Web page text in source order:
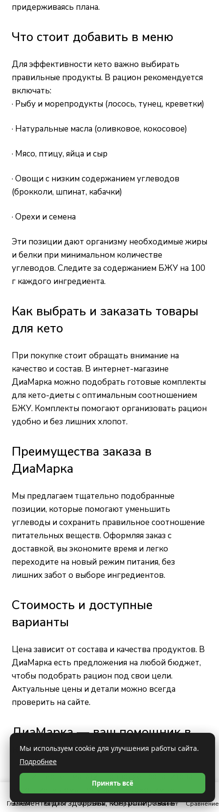
придерживаясь плана.
Что стоит добавить в меню
Для эффективности кето важно выбирать
правильные продукты. В рацион рекомендуется
включать:
· Рыбу и морепродукты (лосось, тунец, креветки)
· Натуральные масла (оливковое, кокосовое)
· Мясо, птицу, яйца и сыр
· Овощи с низким содержанием углеводов
(брокколи, шпинат, кабачки)
· Орехи и семена
Эти позиции дают организму необходимые жиры
и белки при минимальном количестве
углеводов. Следите за содержанием БЖУ на 100
г каждого ингредиента.
Как выбрать и заказать товары
для кето
При покупке стоит обращать внимание на
качество и состав. В интернет-магазине
ДиаМарка можно подобрать готовые комплекты
для кето-диеты с оптимальным соотношением
БЖУ. Комплекты помогают организовать рацион
удобно и без лишних хлопот.
Преимущества заказа в
ДиаМарка
Мы предлагаем тщательно подобранные
позиции, которые помогают уменьшить
углеводы и сохранить правильное соотношение
питательных веществ. Оформляя заказ с
доставкой, вы экономите время и легко
переходите на новый режим питания, без
лишних забот о выборе ингредиентов.
Стоимость и доступные
варианты
Цена зависит от состава и качества продуктов. В
ДиаМарка есть предложения на любой бюджет,
чтобы подобрать рацион под свои цели.
Актуальные цены и детали можно всегда
проверить на сайте.
ДиаМарка — ваш помощник в
кето
Наш интернет-магазин позволяет организовать
кето-диету дома, получать необходимые
элементы для здоровья, контролировать
Главная Каталог Корзина Избранные Кабинет Сравнение
Мы используем cookie для улучшения работы сайта.
Подробнее
Принять всё